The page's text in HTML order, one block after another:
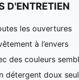
D'ENTRETIEN
les ouvertures
à l’envers
des couleurs
détergent doux